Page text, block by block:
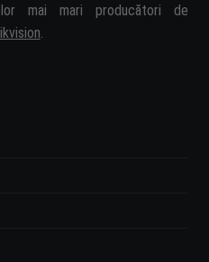
mai mari producători de